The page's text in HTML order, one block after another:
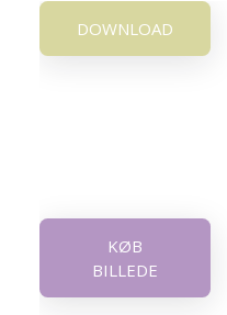
DOWNLOAD
KØB
BILLEDE